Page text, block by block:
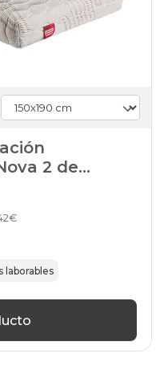
2 de
laborables